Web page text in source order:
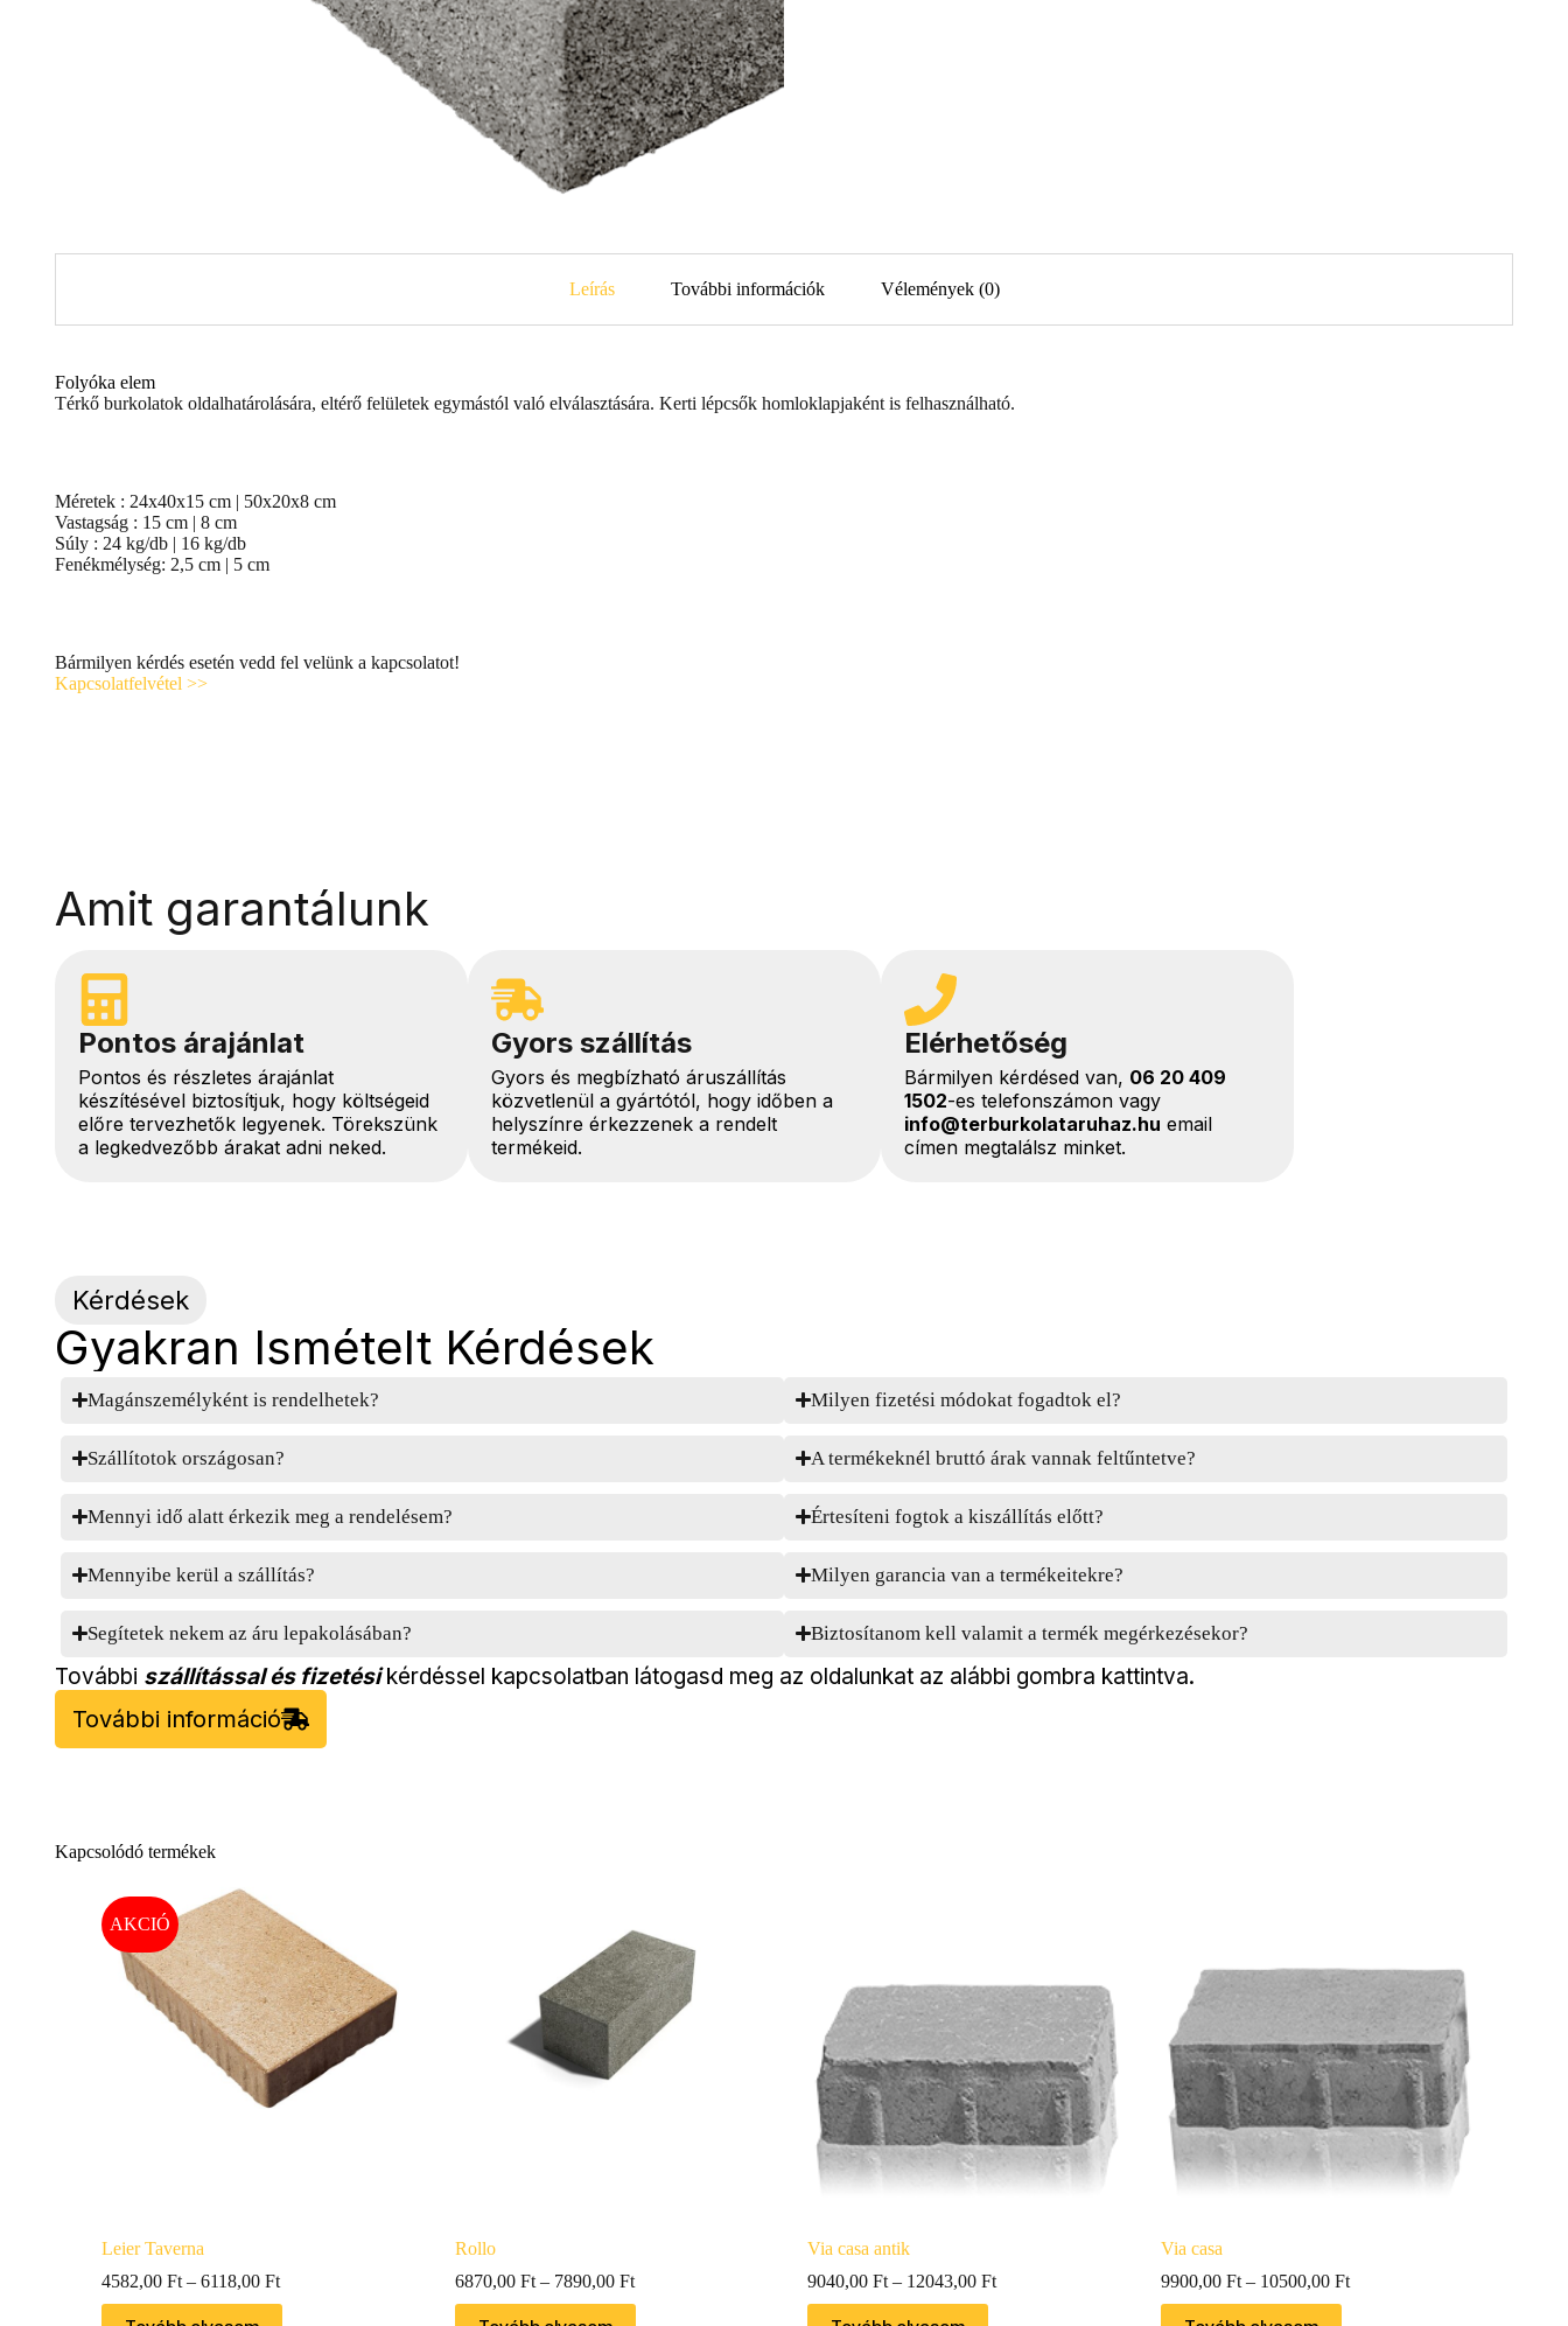
Leírás További információk Vélemények (0)
Folyóka elem
Térkő burkolatok oldalhatárolására, eltérő felületek egymástól való elválasztására. Kerti lépcsők homloklapjaként is felhasználható.
Méretek : 24x40x15 cm | 50x20x8 cm
Vastagság : 15 cm | 8 cm
Súly : 24 kg/db | 16 kg/db
Fenékmélység: 2,5 cm | 5 cm
Bármilyen kérdés esetén vedd fel velünk a kapcsolatot!
Kapcsolatfelvétel >>
Amit garantálunk
Pontos árajánlat
Pontos és részletes árajánlat
készítésével biztosítjuk, hogy költségeid
előre tervezhetők legyenek. Törekszünk
a legkedvezőbb árakat adni neked.
Gyors szállítás
Gyors és megbízható áruszállítás
közvetlenül a gyártótól, hogy időben a
helyszínre érkezzenek a rendelt
termékeid.
Elérhetőség
Bármilyen kérdésed van, 06 20 409
1502-es telefonszámon vagy
info@terburkolataruhaz.hu email
címen megtalálsz minket.
Kérdések
Gyakran Ismételt Kérdések
Magánszemélyként is rendelhetek?
Szállítotok országosan?
Mennyi idő alatt érkezik meg a rendelésem?
Mennyibe kerül a szállítás?
Segítetek nekem az áru lepakolásában?
Milyen fizetési módokat fogadtok el?
A termékeknél bruttó árak vannak feltűntetve?
Értesíteni fogtok a kiszállítás előtt?
Milyen garancia van a termékeitekre?
Biztosítanom kell valamit a termék megérkezésekor?
További szállítással és fizetésikérdéssel kapcsolatban látogasd meg az oldalunkat az alábbi gombra kattintva.
További információ
Kapcsolódó termékek
AKCIÓ
Leier Taverna
4582,00 Ft – 6118,00 Ft
Rollo
6870,00 Ft – 7890,00 Ft
Via casa antik
9040,00 Ft – 12043,00 Ft
Via casa
9900,00 Ft – 10500,00 Ft